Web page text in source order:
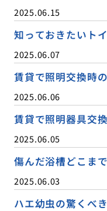
2025.06.15
知っておきたいト
2025.06.07
賃貸で照明交換時
2025.06.06
賃貸で照明器具交
2025.06.05
傷んだ浴槽どこま
2025.06.03
ハエ幼虫の驚くべ